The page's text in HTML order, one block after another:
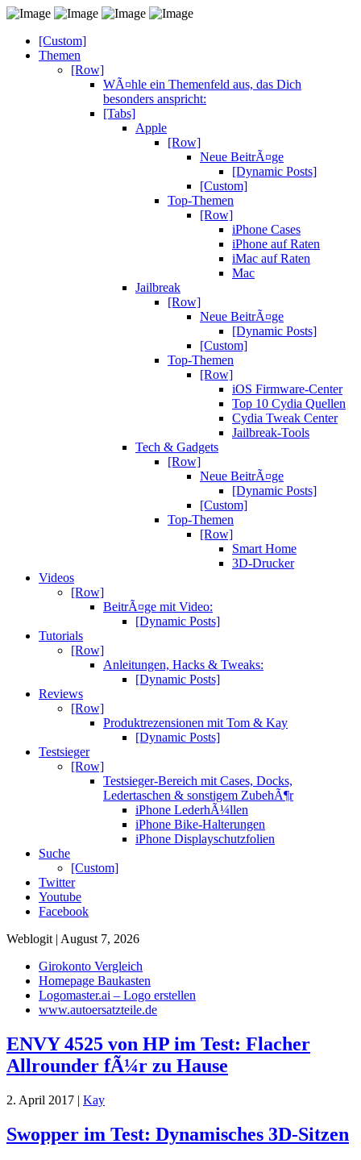
[Custom]
Themen
[Row]
WÃ¤hle ein Themenfeld aus, das Dich
besonders anspricht:
[Tabs]
Apple
[Row]
Neue BeitrÃ¤ge
[Dynamic Posts]
[Custom]
Top-Themen
[Row]
iPhone Cases
iPhone auf Raten
iMac auf Raten
Mac
Jailbreak
[Row]
Neue BeitrÃ¤ge
[Dynamic Posts]
[Custom]
Top-Themen
[Row]
iOS Firmware-Center
Top 10 Cydia Quellen
Cydia Tweak Center
Jailbreak-Tools
Tech & Gadgets
[Row]
Neue BeitrÃ¤ge
[Dynamic Posts]
[Custom]
Top-Themen
[Row]
Smart Home
3D-Drucker
Videos
[Row]
BeitrÃ¤ge mit Video:
[Dynamic Posts]
Tutorials
[Row]
Anleitungen, Hacks & Tweaks:
[Dynamic Posts]
Reviews
[Row]
Produktrezensionen mit Tom & Kay
[Dynamic Posts]
Testsieger
[Row]
Testsieger-Bereich mit Cases, Docks,
Ledertaschen & sonstigem ZubehÃ¶r
iPhone LederhÃ¼llen
iPhone Bike-Halterungen
iPhone Displayschutzfolien
Suche
[Custom]
Twitter
Youtube
Facebook
Weblogit | August 7, 2026
Girokonto Vergleich
Homepage Baukasten
Logomaster.ai – Logo erstellen
www.autoersatzteile.de
ENVY 4525 von HP im Test: Flacher
Allrounder fÃ¼r zu Hause
2. April 2017 | Kay
Swopper im Test: Dynamisches 3D-Sitzen